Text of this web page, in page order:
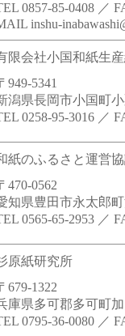
0857-85-0408 ／
inshu-
限会社小国和紙生
949-5341
潟県長岡市小国町
0258-95-3016 ／
紙のふるさと運営
470-0562
知県豊田市永太郎町
0565-65-2953 ／
原紙研究所
679-1322
庫県多可郡多可町
0795-36-0080 ／